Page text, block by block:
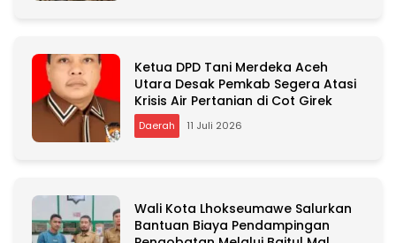
Ketua DPD Tani Merdeka Aceh
Utara Desak Pemkab Segera Atasi
Krisis Air Pertanian di Cot Girek
Daerah 11 Juli 2026
Wali Kota Lhokseumawe Salurkan
Bantuan Biaya Pendampingan